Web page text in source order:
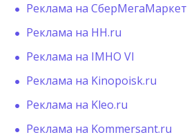
Реклама на СберМегаМаркет
Реклама на HH.ru
Реклама на IMHO VI
Реклама на Kinopoisk.ru
Реклама на Kleo.ru
Реклама на Kommersant.ru